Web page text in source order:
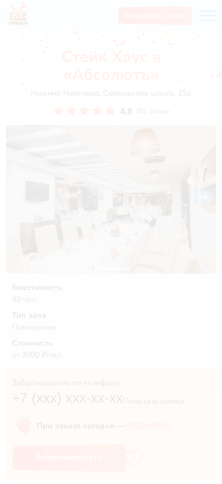
Стейк Хаус в
Нижний Новгород, Сормовское шоссе, 15а
4.8 751 отзыв
Вместимость
40 чел.
Тип зала
Помещение
Стоимость
от 3000 ₽/чел.
Забронировать по телефону:
+7 (xxx) xxx-xx-xx Показать номер
При заказе сегодня —